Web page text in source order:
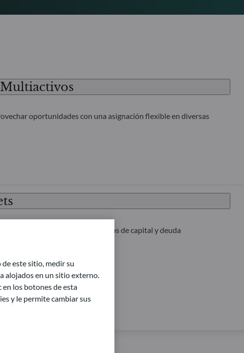
oportunidades con una asignación flexible en diversas
acceso a los mercados privados de capital y deuda
este sitio, medir su
alojados en un sitio externo.
en los botones de esta
y le permite cambiar sus